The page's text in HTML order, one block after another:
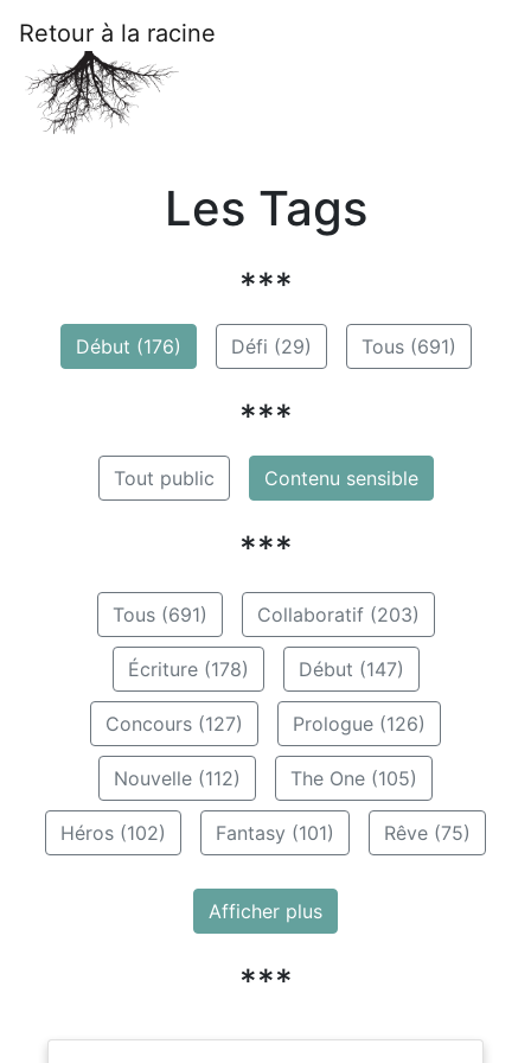
Retour à la racine
Les Tags
***
Début (176) Défi (29) Tous (691)
***
Tout public Contenu sensible
***
Tous (691) Collaboratif (203)
Écriture (178) Début (147)
Concours (127) Prologue (126)
Nouvelle (112) The One (105)
Héros (102) Fantasy (101) Rêve (75)
Afficher plus
***